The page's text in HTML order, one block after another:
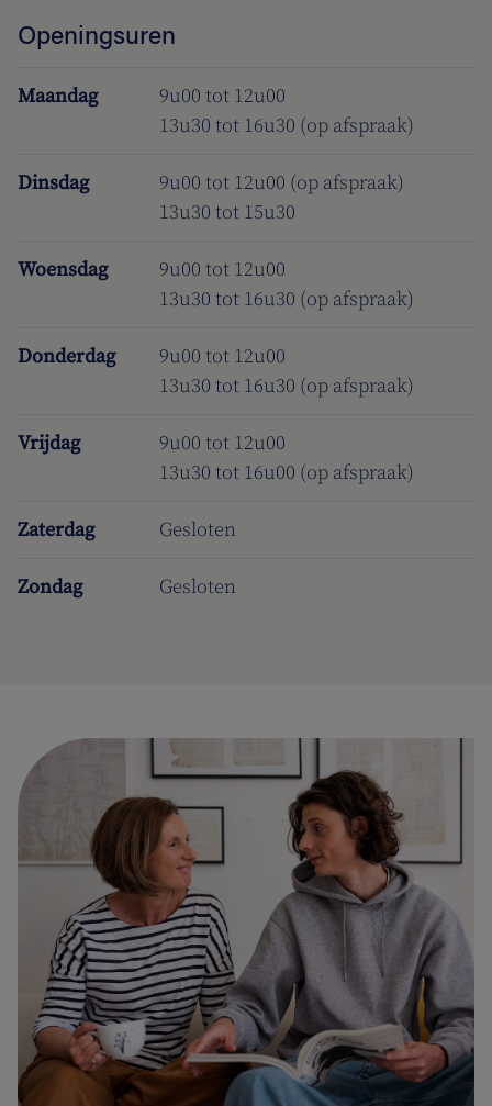
Openingsuren
Maandag
9u00 tot 12u00
13u30 tot 16u30 (op afspraak)
Dinsdag
9u00 tot 12u00 (op afspraak)
13u30 tot 15u30
Woensdag
9u00 tot 12u00
13u30 tot 16u30 (op afspraak)
Donderdag
9u00 tot 12u00
13u30 tot 16u30 (op afspraak)
Vrijdag
9u00 tot 12u00
13u30 tot 16u00 (op afspraak)
Zaterdag Gesloten
Zondag Gesloten